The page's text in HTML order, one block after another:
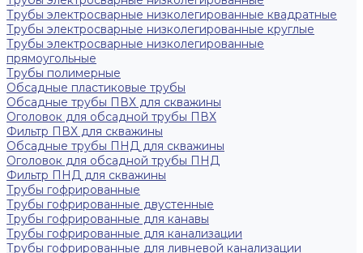
Трубы электросварные низколегированные квадратные
Трубы электросварные низколегированные круглые
Трубы электросварные низколегированные
прямоугольные
Трубы полимерные
Обсадные пластиковые трубы
Обсадные трубы ПВХ для скважины
Оголовок для обсадной трубы ПВХ
Фильтр ПВХ для скважины
Обсадные трубы ПНД для скважины
Оголовок для обсадной трубы ПНД
Фильтр ПНД для скважины
Трубы гофрированные
Трубы гофрированные двустенные
Трубы гофрированные для канавы
Трубы гофрированные для канализации
Трубы гофрированные для ливневой канализации